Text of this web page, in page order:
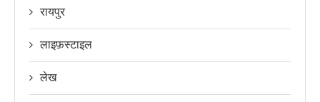
रायपुर
लाइफ़स्टाइल
लेख